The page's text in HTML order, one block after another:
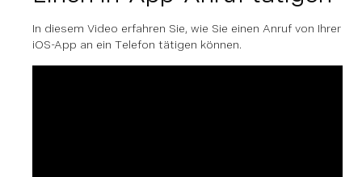
In diesem Video erfahren Sie, wie Sie einen Anruf von Ihrer
iOS-App an ein Telefon tätigen können.